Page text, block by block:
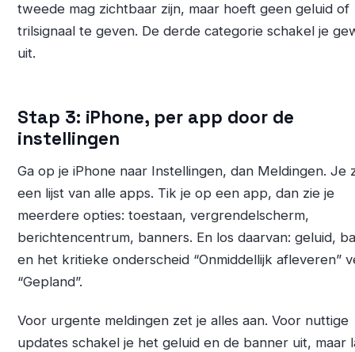
tweede mag zichtbaar zijn, maar hoeft geen geluid of
trilsignaal te geven. De derde categorie schakel je
uit.
Stap 3: iPhone, per app door de
instellingen
Ga op je iPhone naar Instellingen, dan Meldingen. Je
een lijst van alle apps. Tik je op een app, dan zie je
meerdere opties: toestaan, vergrendelscherm,
berichtencentrum, banners. En los daarvan: geluid,
en het kritieke onderscheid “Onmiddellijk afleveren”
“Gepland”.
Voor urgente meldingen zet je alles aan. Voor nuttige
updates schakel je het geluid en de banner uit, maar